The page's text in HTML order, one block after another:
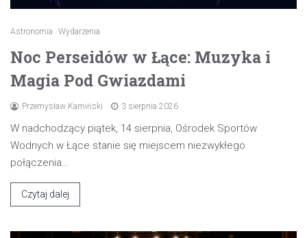
Astronomia Wydarzenia
Noc Perseidów w Łące: Muzyka i
Magia Pod Gwiazdami
Przemysław Kamiński 3 sierpnia 2026
W nadchodzący piątek, 14 sierpnia, Ośrodek Sportów
Wodnych w Łące stanie się miejscem niezwykłego
połączenia…
Czytaj dalej